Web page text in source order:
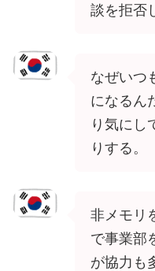
談を拒否
なぜいつ
になるん
り気にし
りする。
非メモリ
で事業部
が協力も